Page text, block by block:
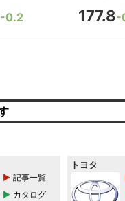
-0.2 177.8-
記事一覧
カタログ
トヨタ